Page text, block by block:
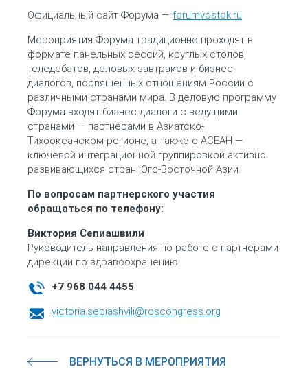
Официальный сайт Форума —forumvostok.ru
Мероприятия Форума традиционно проходят в
формате панельных сессий, круглых столов,
теледебатов, деловых завтраков и бизнес-
диалогов, посвященных отношениям России с
различными странами мира. В деловую программу
Форума входят бизнес-диалоги с ведущими
странами — партнерами в Азиатско-
Тихоокеанском регионе, а также с АСЕАН —
ключевой интеграционной группировкой активно
развивающихся стран Юго-Восточной Азии.
По вопросам партнерского участия
обращаться по телефону:
Виктория Сепиашвили
Руководитель направления по работе с партнерами
дирекции по здравоохранению
+7 968 044 4455
victoria.sepiashvili@roscongress.org
ВЕРНУТЬСЯ В МЕРОПРИЯТИЯ